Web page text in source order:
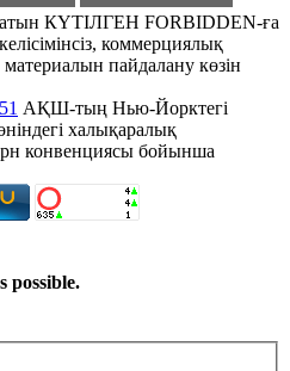
КҮТІЛГЕН FORBIDDEN-ға
коммерциялық
пайдалану көзін
АҚШ-тың Нью-Йорктегі
халықаралық
конвенциясы бойынша
possible.